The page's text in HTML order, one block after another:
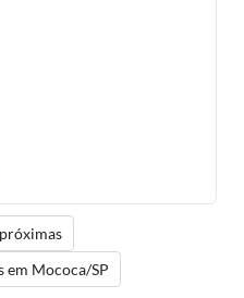
em Mococa/SP